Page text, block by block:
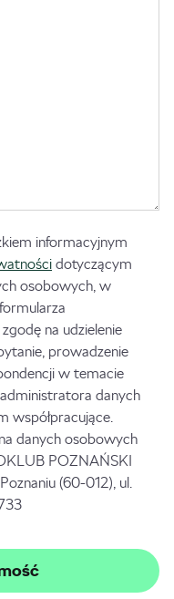
informacyjnym
dotyczącym
osobowych, w
na udzielenie
prowadzenie
w temacie
danych
współpracujące.
danych osobowych
POZNAŃSKI
(60-012), ul.